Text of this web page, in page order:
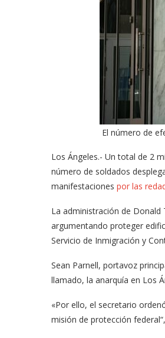
El número de
Los Ángeles.- Un total de 2
número de soldados
manifestaciones por las
La administración de
argumentando proteger
Servicio de Inmigración y
Sean Parnell, portavoz
llamado, la anarquía en Los
«Por ello, el secretario
misión de protección